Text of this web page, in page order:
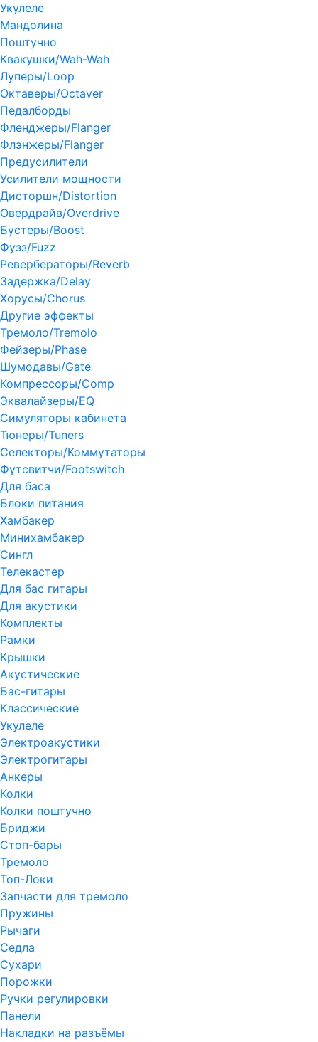
Укулеле
Мандолина
Поштучно
Квакушки/Wah-Wah
Луперы/Loop
Октаверы/Octaver
Педалборды
Фленджеры/Flanger
Флэнжеры/Flanger
Предусилители
Усилители мощности
Дисторшн/Distortion
Овердрайв/Overdrive
Бустеры/Boost
Фузз/Fuzz
Ревербераторы/Reverb
Задержка/Delay
Хорусы/Chorus
Другие эффекты
Тремоло/Tremolo
Фейзеры/Phase
Шумодавы/Gate
Компрессоры/Comp
Эквалайзеры/EQ
Симуляторы кабинета
Тюнеры/Tuners
Селекторы/Коммутаторы
Футсвитчи/Footswitch
Для баса
Блоки питания
Хамбакер
Минихамбакер
Сингл
Телекастер
Для бас гитары
Для акустики
Комплекты
Рамки
Крышки
Акустические
Бас-гитары
Классические
Укулеле
Электроакустики
Электрогитары
Анкеры
Колки
Колки поштучно
Бриджи
Стоп-бары
Тремоло
Топ-Локи
Запчасти для тремоло
Пружины
Рычаги
Седла
Сухари
Порожки
Ручки регулировки
Панели
Накладки на разъёмы